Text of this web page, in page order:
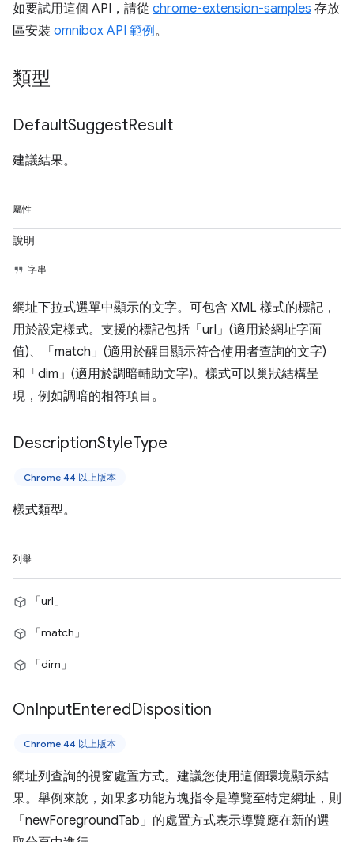
如要試用這個 API，請從 chrome-extension-samples 存放
區安裝 omnibox API 範例。
類型
DefaultSuggestResult
建議結果。
屬性
說明
字串
網址下拉式選單中顯示的文字。可包含 XML 樣式的標記，
用於設定樣式。支援的標記包括「url」(適用於網址字面
值)、「match」(適用於醒目顯示符合使用者查詢的文字)
和「dim」(適用於調暗輔助文字)。樣式可以巢狀結構呈
現，例如調暗的相符項目。
DescriptionStyleType
Chrome 44 以上版本
樣式類型。
列舉
「url」
「match」
「dim」
OnInputEnteredDisposition
Chrome 44 以上版本
網址列查詢的視窗處置方式。建議您使用這個環境顯示結
果。舉例來說，如果多功能方塊指令是導覽至特定網址，則
「newForegroundTab」的處置方式表示導覽應在新的選